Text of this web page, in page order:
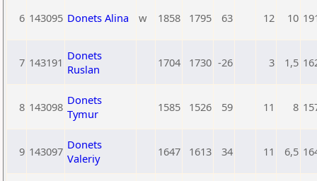
6 143095 Donets Alina w 1858 1795 63 12 10
7 143191 Donets
Ruslan
1704 1730 -26 3 1,5
8 143098 Donets
Tymur
1585 1526 59 11 8
9 143097 Donets
Valeriy
1647 1613 34 11 6,5